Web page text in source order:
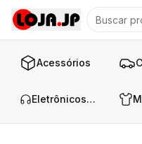
Acessórios
Eletrônicos e Áudio